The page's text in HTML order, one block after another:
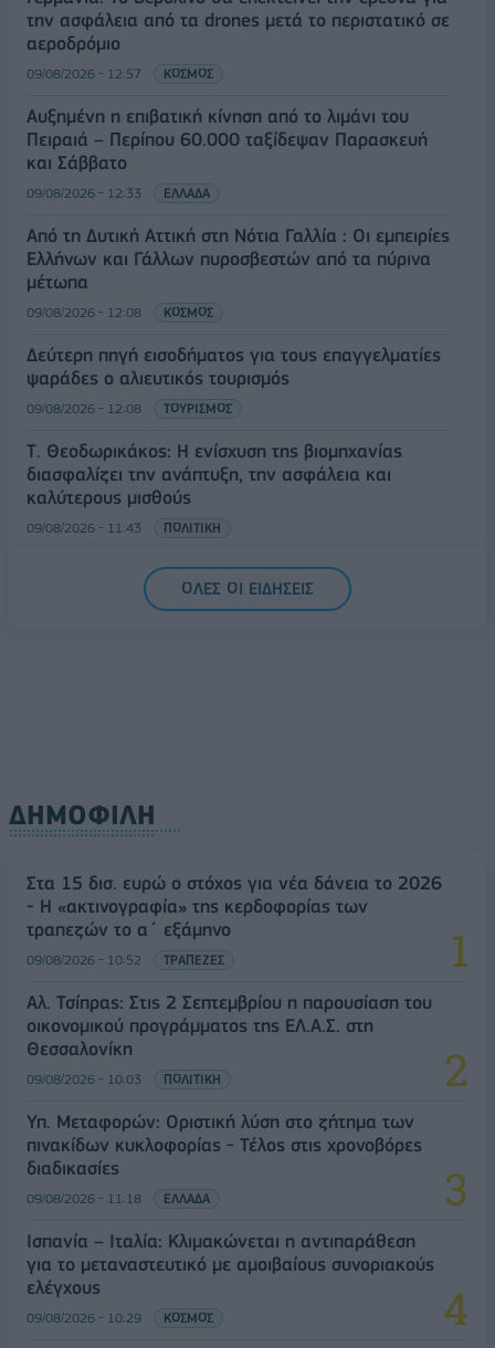
την ασφάλεια από τα drones μετά το περιστατικό σε
αεροδρόμιο
09/08/2026 - 12:57 ΚΟΣΜΟΣ
Αυξημένη η επιβατική κίνηση από το λιμάνι του
Πειραιά – Περίπου 60.000 ταξίδεψαν Παρασκευή
και Σάββατο
09/08/2026 - 12:33 ΕΛΛΑΔΑ
Από τη Δυτική Αττική στη Νότια Γαλλία : Οι εμπειρίες
Ελλήνων και Γάλλων πυροσβεστών από τα πύρινα
μέτωπα
09/08/2026 - 12:08 ΚΟΣΜΟΣ
Δεύτερη πηγή εισοδήματος για τους επαγγελματίες
ψαράδες ο αλιευτικός τουρισμός
09/08/2026 - 12:08 ΤΟΥΡΙΣΜΟΣ
Τ. Θεοδωρικάκος: Η ενίσχυση της βιομηχανίας
διασφαλίζει την ανάπτυξη, την ασφάλεια και
καλύτερους μισθούς
09/08/2026 - 11:43 ΠΟΛΙΤΙΚΗ
Υπ. Μεταφορών: Οριστική λύση στο ζήτημα των
πινακίδων κυκλοφορίας - Τέλος στις χρονοβόρες
ΟΛΕΣ ΟΙ ΕΙΔΗΣΕΙΣ
ΔΗΜΟΦΙΛΗ
Στα 15 δισ. ευρώ ο στόχος για νέα δάνεια το 2026
- Η «ακτινογραφία» της κερδοφορίας των
τραπεζών το α΄ εξάμηνο
09/08/2026 - 10:52 ΤΡΑΠΕΖΕΣ
Αλ. Τσίπρας: Στις 2 Σεπτεμβρίου η παρουσίαση του
οικονομικού προγράμματος της ΕΛ.Α.Σ. στη
Θεσσαλονίκη
09/08/2026 - 10:03 ΠΟΛΙΤΙΚΗ
Υπ. Μεταφορών: Οριστική λύση στο ζήτημα των
πινακίδων κυκλοφορίας - Τέλος στις χρονοβόρες
διαδικασίες
09/08/2026 - 11:18 ΕΛΛΑΔΑ
Ισπανία – Ιταλία: Κλιμακώνεται η αντιπαράθεση
για το μεταναστευτικό με αμοιβαίους συνοριακούς
ελέγχους
09/08/2026 - 10:29 ΚΟΣΜΟΣ